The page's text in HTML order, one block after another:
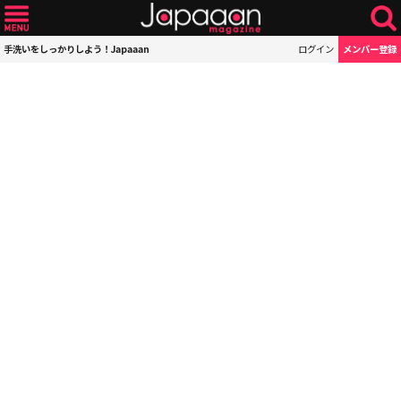
手洗いをしっかりしよう！Japaaan ログイン メンバー登録